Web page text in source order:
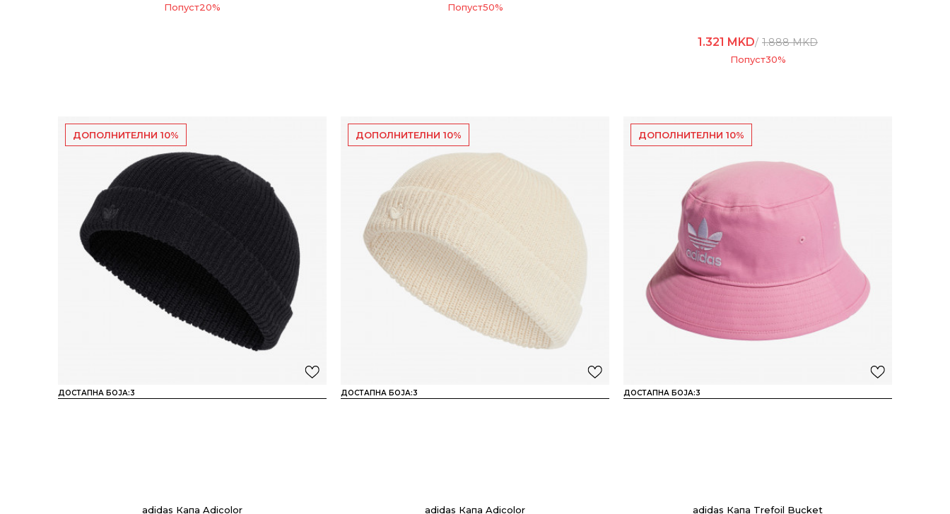
Попуст20% Попуст50%
1.321 MKD 1.888MKD
Попуст30%
ДОПОЛНИТЕЛНИ 10%
ДОСТАПНА БОЈА:3
adidas Капа Adicolor
ДОПОЛНИТЕЛНИ 10%
ДОСТАПНА БОЈА:3
adidas Капа Adicolor
ДОПОЛНИТЕЛНИ 10%
ДОСТАПНА БОЈА:3
adidas Капа Trefoil Bucket